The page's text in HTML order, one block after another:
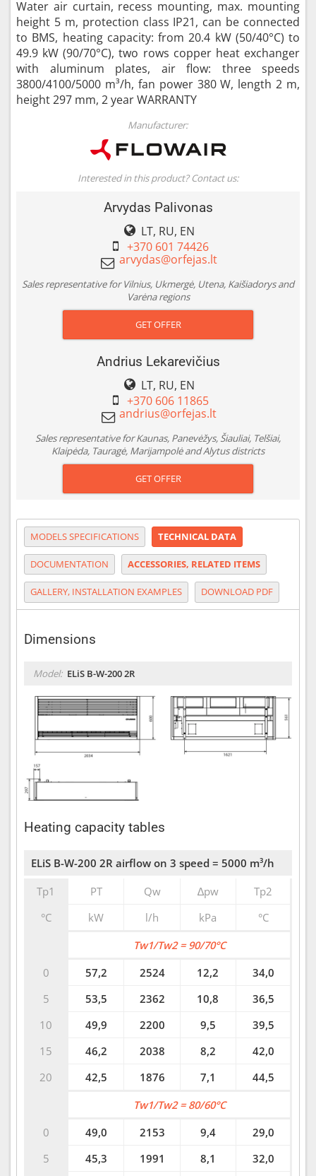
Water air curtain, recess mounting, max. mounting
height 5 m, protection class IP21, can be connected
to BMS, heating capacity: from 20.4 kW (50/40°C) to
49.9 kW (90/70°C), two rows copper heat exchanger
with aluminum plates, air flow: three speeds
3800/4100/5000 m³/h, fan power 380 W, length 2 m,
height 297 mm, 2 year WARRANTY
Manufacturer:
Interested in this product? Contact us:
Arvydas Palivonas
LT, RU, EN
+370 601 74426
Sales representative for Vilnius, Ukmergė, Utena, Kaišiadorys and
Varėna regions
GET OFFER
Andrius Lekarevičius
LT, RU, EN
+370 606 11865
Sales representative for Kaunas, Panevėžys, Šiauliai, Telšiai,
Klaipėda, Tauragė, Marijampolė and Alytus districts
GET OFFER
MODELS SPECIFICATIONS TECHNICAL DATA
DOCUMENTATION ACCESSORIES, RELATED ITEMS
GALLERY, INSTALLATION EXAMPLES DOWNLOAD PDF
Dimensions
Model: ELiS B-W-200 2R
Heating capacity tables
ELiS B-W-200 2R airflow on 3 speed = 5000 m³/h
Tp1
°C
PT Qw ∆pw
Tp2
kW
l/h kPa °C
0
5
10
15
20
Tw1/Tw2 = 90/70°C
57,2
2524 12,2
34,0
53,5
2362 10,8
36,5
49,9
2200 9,5
39,5
46,2
2038 8,2
42,0
42,5
1876 7,1 44,5
0
5
Tw1/Tw2 = 80/60°C
49,0
2153 9,4
29,0
45,3
1991 8,1
32,0